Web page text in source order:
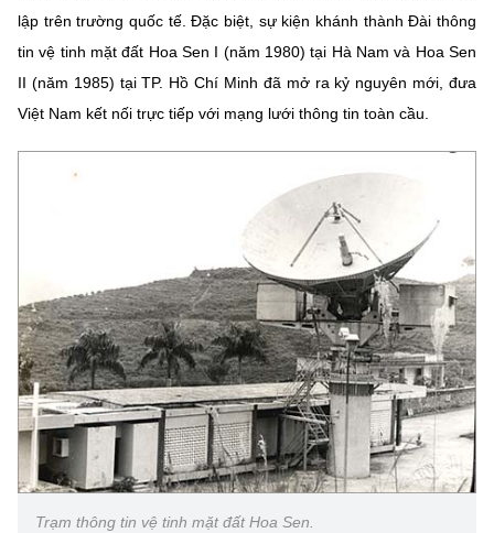
lập trên trường quốc tế. Đặc biệt, sự kiện khánh thành Đài thông
tin vệ tinh mặt đất Hoa Sen I (năm 1980) tại Hà Nam và Hoa Sen
II (năm 1985) tại TP. Hồ Chí Minh đã mở ra kỷ nguyên mới, đưa
Việt Nam kết nối trực tiếp với mạng lưới thông tin toàn cầu.
Trạm thông tin vệ tinh mặt đất Hoa Sen.